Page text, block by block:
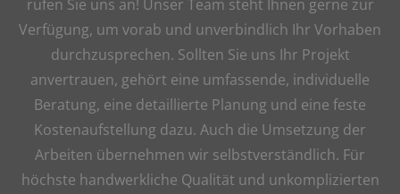
rufen Sie uns an! Unser Team steht Ihnen gerne zur
Verfügung, um vorab und unverbindlich Ihr Vorhaben
durchzusprechen. Sollten Sie uns Ihr Projekt
anvertrauen, gehört eine umfassende, individuelle
Beratung, eine detaillierte Planung und eine feste
Kostenaufstellung dazu. Auch die Umsetzung der
Arbeiten übernehmen wir selbstverständlich. Für
höchste handwerkliche Qualität und unkomplizierten